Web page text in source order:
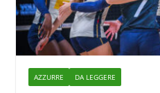
AZZURRE DA LEGGERE